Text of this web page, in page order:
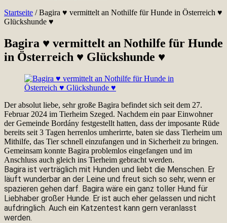
Startseite /Bagira ♥ vermittelt an Nothilfe für Hunde in Österreich ♥
Glückshunde ♥
Bagira ♥ vermittelt an Nothilfe für Hunde
in Österreich ♥ Glückshunde ♥
Der absolut liebe, sehr große Bagira befindet sich seit dem 27.
Februar 2024 im Tierheim Szeged. Nachdem ein paar Einwohner
der Gemeinde Bordány festgestellt hatten, dass der imposante Rüde
bereits seit 3 Tagen herrenlos umherirrte, baten sie dass Tierheim um
Mithilfe, das Tier schnell einzufangen und in Sicherheit zu bringen.
Gemeinsam konnte Bagira problemlos eingefangen und im
Anschluss auch gleich ins Tierheim gebracht werden.
Bagira ist verträglich mit Hunden und liebt die Menschen. Er
läuft wunderbar an der Leine und freut sich so sehr, wenn er
spazieren gehen darf. Bagira wäre ein ganz toller Hund für
Liebhaber großer Hunde. Er ist auch eher gelassen und nicht
aufdringlich. Auch ein Katzentest kann gern veranlasst
werden.